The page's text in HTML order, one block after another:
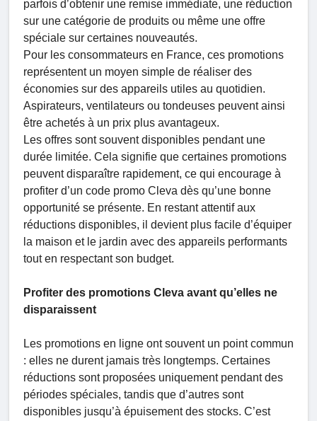
parfois d’obtenir une remise immédiate, une réduction
sur une catégorie de produits ou même une offre
spéciale sur certaines nouveautés.
Pour les consommateurs en France, ces promotions
représentent un moyen simple de réaliser des
économies sur des appareils utiles au quotidien.
Aspirateurs, ventilateurs ou tondeuses peuvent ainsi
être achetés à un prix plus avantageux.
Les offres sont souvent disponibles pendant une
durée limitée. Cela signifie que certaines promotions
peuvent disparaître rapidement, ce qui encourage à
profiter d’un code promo Cleva dès qu’une bonne
opportunité se présente. En restant attentif aux
réductions disponibles, il devient plus facile d’équiper
la maison et le jardin avec des appareils performants
tout en respectant son budget.
Profiter des promotions Cleva avant qu’elles ne
disparaissent
Les promotions en ligne ont souvent un point commun
: elles ne durent jamais très longtemps. Certaines
réductions sont proposées uniquement pendant des
périodes spéciales, tandis que d’autres sont
disponibles jusqu’à épuisement des stocks. C’est